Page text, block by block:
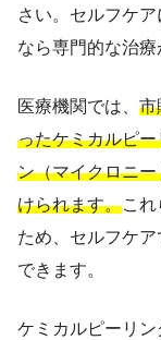
さい。セルフケ
なら専門的な治療
医療機関では、 市
ったケミカルピ
ン（マイクロニ
けられます。こ
ため、セルフケ
できます。
ケミカルピーリ